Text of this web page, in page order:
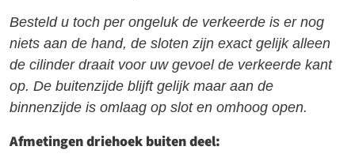
Besteld u toch per ongeluk de verkeerde is er nog
niets aan de hand, de sloten zijn exact gelijk alleen
de cilinder draait voor uw gevoel de verkeerde kant
op. De buitenzijde blijft gelijk maar aan de
binnenzijde is omlaag op slot en omhoog open.
Afmetingen driehoek buiten deel: